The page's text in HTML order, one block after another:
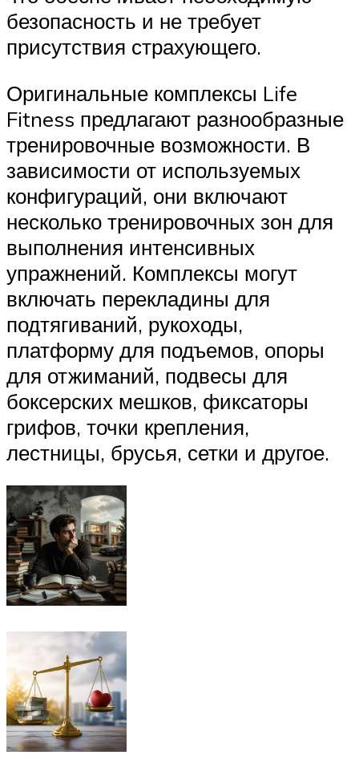
безопасность и не требует
присутствия страхующего.
Оригинальные комплексы Life
Fitness предлагают разнообразные
тренировочные возможности. В
зависимости от используемых
конфигураций, они включают
несколько тренировочных зон для
выполнения интенсивных
упражнений. Комплексы могут
включать перекладины для
подтягиваний, рукоходы,
платформу для подъемов, опоры
для отжиманий, подвесы для
боксерских мешков, фиксаторы
грифов, точки крепления,
лестницы, брусья, сетки и другое.